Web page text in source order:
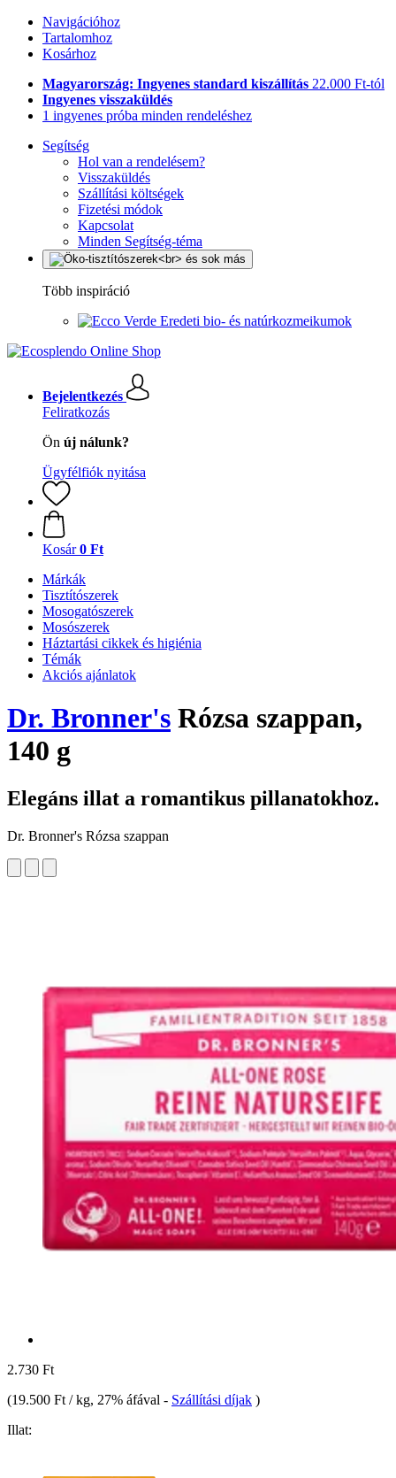
Navigációhoz
Tartalomhoz
Kosárhoz
Magyarország: Ingyenes standard kiszállítás 22.000 Ft-tól
Ingyenes visszaküldés
1 ingyenes próba minden rendeléshez
Segítség
Hol van a rendelésem?
Visszaküldés
Szállítási költségek
Fizetési módok
Kapcsolat
Minden Segítség-téma
Több inspiráció
Eredeti bio- és natúrkozmeikumok
Bejelentkezés
Feliratkozás
Ön új nálunk?
Ügyfélfiók nyitása
Kosár 0 Ft
Márkák
Tisztítószerek
Mosogatószerek
Mosószerek
Háztartási cikkek és higiénia
Témák
Akciós ajánlatok
Dr. Bronner's Rózsa szappan,
140 g
Elegáns illat a romantikus pillanatokhoz.
Dr. Bronner's Rózsa szappan
2.730 Ft
(19.500 Ft / kg, 27% áfával - Szállítási díjak )
Illat: